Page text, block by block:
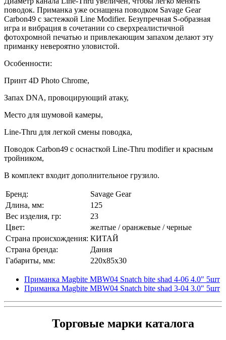
поводок. Приманка уже оснащена поводком Savage Gear
Carbon49 с застежкой Line Modifier. Безупречная S-образная
игра и вибрация в сочетании со сверхреалистичной
фотохромной печатью и привлекающим запахом делают эту
приманку невероятно уловистой.
Особенности:
Принт 4D Photo Chrome,
Запах DNA, провоцирующий атаку,
Место для шумовой камеры,
Line-Thru для легкой смены поводка,
Поводок Carbon49 с оснасткой Line-Thru modifier и красным
тройником,
В комплект входит дополнительное грузило.
Бренд:
Savage Gear
Длина, мм:
125
Вес изделия, гр:
23
Цвет:
желтые / оранжевые / черные
Страна происхождения: КИТАЙ
Страна бренда:
Дания
Габариты, мм:
220x85x30
Приманка Magbite MBW04 Snatch bite shad 4-06 4.0" 5шт
Приманка Magbite MBW04 Snatch bite shad 3-04 3.0" 5шт
Торговые марки каталога